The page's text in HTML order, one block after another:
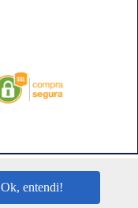
Ok, entendi!